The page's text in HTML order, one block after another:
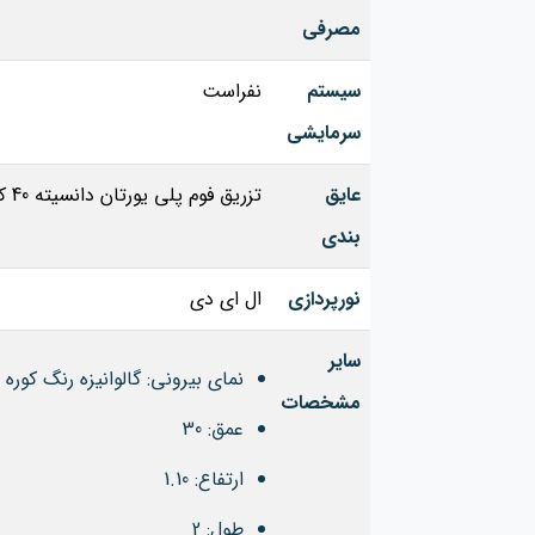
مصرفی
سیستم
سرمایشی
نفراست
عایق
بندی
تزریق فوم پلی یورتان دانسیته 40 کیلوگرم
نورپردازی ال ای دی
سایر
مشخصات
نمای بیرونی: گالوانیزه رنگ
عمق: 30
ارتفاع: 1.10